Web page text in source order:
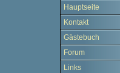
Hauptseite
Kontakt
Gästebuch
Forum
Links